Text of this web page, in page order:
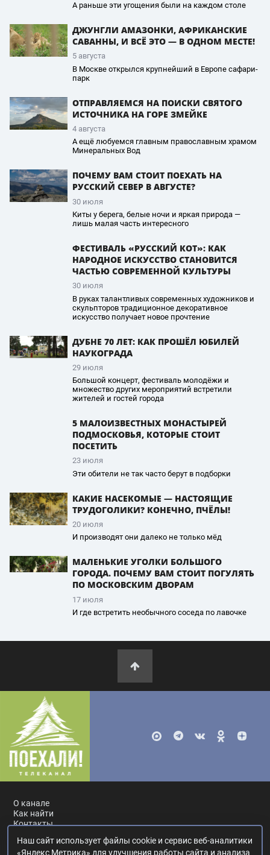
А раньше эти угощения были на каждом столе
ДЖУНГЛИ АМАЗОНКИ, АФРИКАНСКИЕ
САВАННЫ, И ВСЁ ЭТО — В ОДНОМ МЕСТЕ!
5 августа
В Москве открылся крупнейший в Европе сафари-
парк
ОТПРАВЛЯЕМСЯ НА ПОИСКИ СВЯТОГО
ИСТОЧНИКА НА ГОРЕ ЗМЕЙКЕ
4 августа
А ещё любуемся главным православным храмом
Минеральных Вод
ПОЧЕМУ ВАМ СТОИТ ПОЕХАТЬ НА
РУССКИЙ СЕВЕР В АВГУСТЕ?
30 июля
Киты у берега, белые ночи и яркая природа —
лишь малая часть интересного
ФЕСТИВАЛЬ «РУССКИЙ КОТ»: КАК
НАРОДНОЕ ИСКУССТВО СТАНОВИТСЯ
ЧАСТЬЮ СОВРЕМЕННОЙ КУЛЬТУРЫ
30 июля
В руках талантливых современных художников и
скульпторов традиционное декоративное
искусство получает новое прочтение
ДУБНЕ 70 ЛЕТ: КАК ПРОШЁЛ ЮБИЛЕЙ
НАУКОГРАДА
29 июля
Большой концерт, фестиваль молодёжи и
множество других мероприятий встретили
жителей и гостей города
5 МАЛОИЗВЕСТНЫХ МОНАСТЫРЕЙ
ПОДМОСКОВЬЯ, КОТОРЫЕ СТОИТ
ПОСЕТИТЬ
23 июля
Эти обители не так часто берут в подборки
КАКИЕ НАСЕКОМЫЕ — НАСТОЯЩИЕ
ТРУДОГОЛИКИ? КОНЕЧНО, ПЧЁЛЫ!
20 июля
И производят они далеко не только мёд
МАЛЕНЬКИЕ УГОЛКИ БОЛЬШОГО
ГОРОДА. ПОЧЕМУ ВАМ СТОИТ ПОГУЛЯТЬ
ПО МОСКОВСКИМ ДВОРАМ
17 июля
И где встретить необычного соседа по лавочке
О канале
Как найти
Контакты
Россия, Москва, ул. Ак. Королёва, 19.+7 495 617-55-80
Наш сайт использует файлы cookie и сервис веб-аналитики
«Яндекс Метрика» для улучшения работы сайта и анализа